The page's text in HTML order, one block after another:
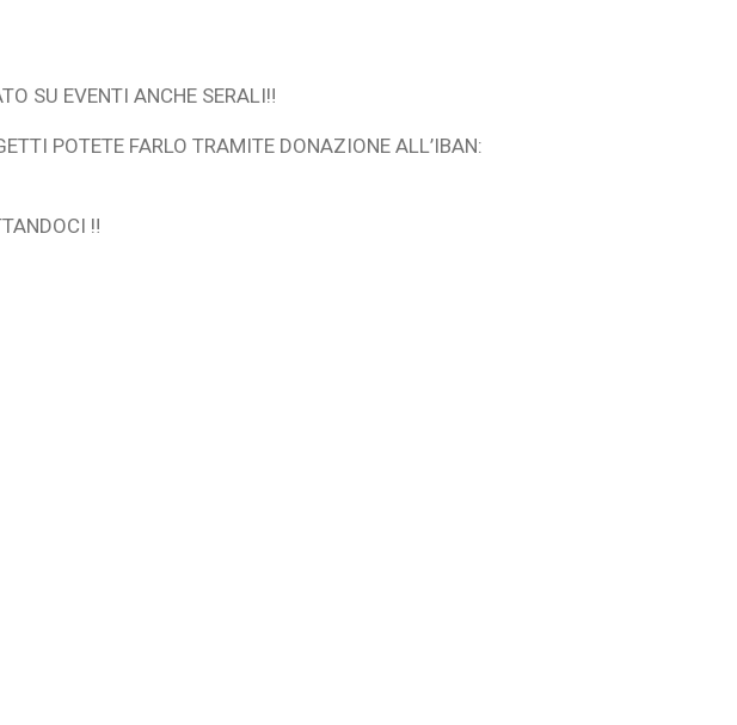
SU EVENTI ANCHE SERALI‼️
POTETE FARLO TRAMITE DONAZIONE ALL’IBAN:
‼️